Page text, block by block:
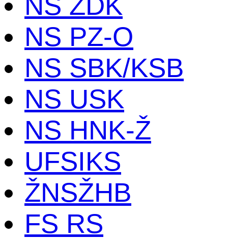
NS PZ-O
NS SBK/KSB
NS USK
NS HNK-Ž
UFSIKS
ŽNSŽHB
FS RS